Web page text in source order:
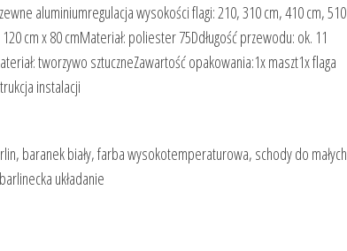
aluminiumregulacja wysokości flagi: 210, 310 cm, 410 cm, 510
cm x 80 cmMateriał: poliester 75Ddługość przewodu: ok. 11
tworzywo sztuczneZawartość opakowania:1x maszt1x flaga
instalacji
baranek biały, farba wysokotemperaturowa, schody do małych
układanie